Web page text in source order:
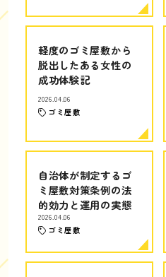
軽度のゴミ屋敷から
脱出したある女性の
成功体験記
2026.04.06
ゴミ屋敷
自治体が制定するゴ
ミ屋敷対策条例の法
的効力と運用の実態
2026.04.06
ゴミ屋敷